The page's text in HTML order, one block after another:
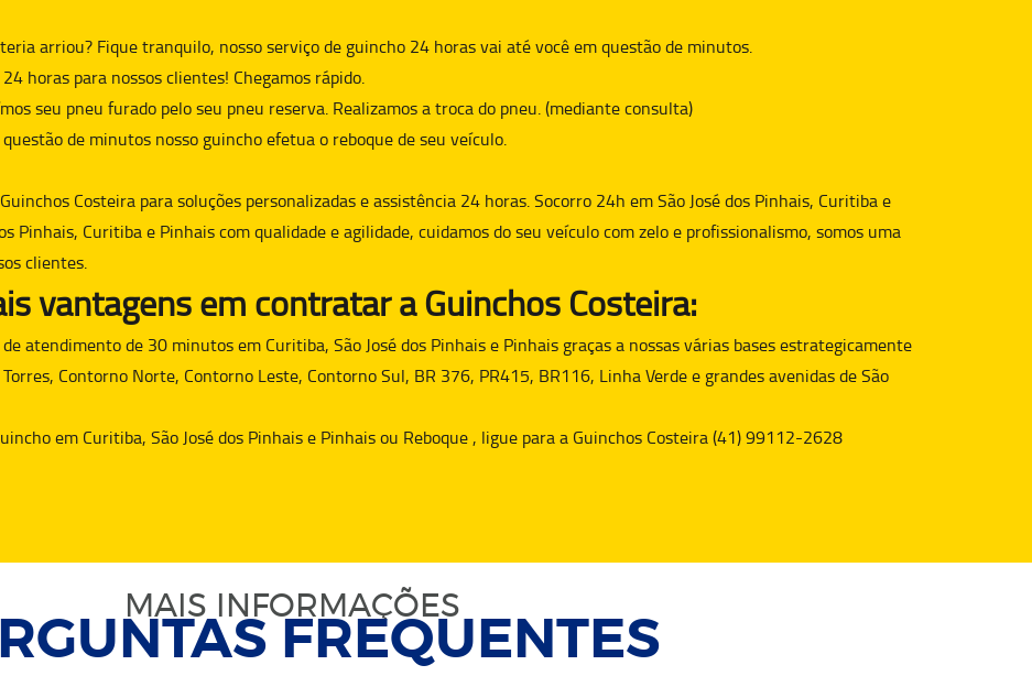
arriou? Fique tranquilo, nosso serviço de guincho 24 horas vai até você em questão de minutos.
horas para nossos clientes! Chegamos rápido.
seu pneu furado pelo seu pneu reserva. Realizamos a troca do pneu. (mediante consulta)
de minutos nosso guincho efetua o reboque de seu veículo.
Guinchos Costeira para soluções personalizadas e assistência 24 horas. Socorro 24h em São José dos Pinhais, Curitiba e
Pinhais, Curitiba e Pinhais com qualidade e agilidade, cuidamos do seu veículo com zelo e profissionalismo, somos uma
clientes.
vantagens em contratar a Guinchos Costeira:
atendimento de 30 minutos em Curitiba, São José dos Pinhais e Pinhais graças a nossas várias bases estrategicamente
Contorno Norte, Contorno Leste, Contorno Sul, BR 376, PR415, BR116, Linha Verde e grandes avenidas de São
em Curitiba, São José dos Pinhais e Pinhais ou Reboque , ligue para a Guinchos Costeira (41) 99112-2628
MAIS INFORMAÇÕES
FREQUENTES